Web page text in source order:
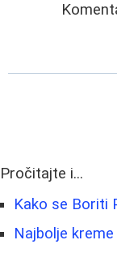
Pročitajte i...
Kako se Boriti
Najbolje